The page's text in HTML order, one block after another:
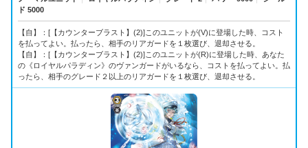
ド 5000
【自】：[【カウンターブラスト】(2)]このユニットが(V)に登場した時、コスト
を払ってよい。払ったら、相手のリアガードを１枚選び、退却させる。
【自】：[【カウンターブラスト】(2)]このユニットが(R)に登場した時、あなた
の《ロイヤルパラディン》のヴァンガードがいるなら、コストを払ってよい。払
ったら、相手のグレード２以上のリアガードを１枚選び、退却させる。